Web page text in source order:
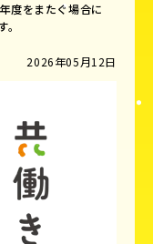
度をまたぐ場合に
2026年05月12日